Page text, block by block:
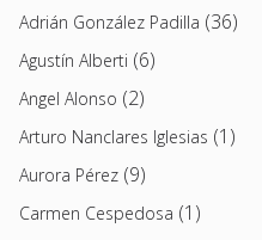
Adrián González Padilla (36)
Agustín Alberti (6)
Angel Alonso (2)
Arturo Nanclares Iglesias (1)
Aurora Pérez (9)
Carmen Cespedosa (1)